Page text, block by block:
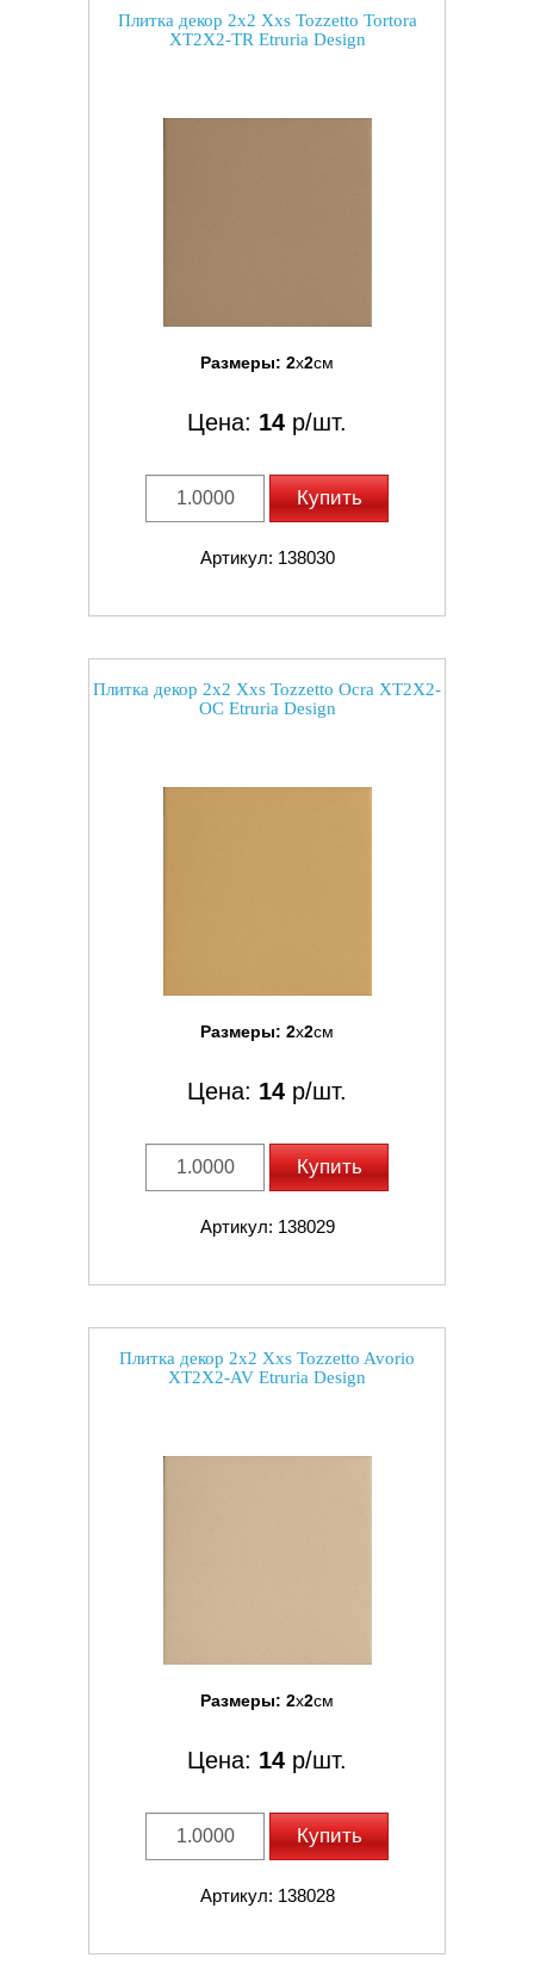
Плитка декор 2x2 Xxs Tozzetto Tortora
XT2X2-TR Etruria Design
Размеры: 2x2см
Цена: 14 р/шт.
Купить
Артикул: 138030
Плитка декор 2x2 Xxs Tozzetto Ocra XT2X2-
OC Etruria Design
Размеры: 2x2см
Цена: 14 р/шт.
Купить
Артикул: 138029
Плитка декор 2x2 Xxs Tozzetto Avorio
XT2X2-AV Etruria Design
Размеры: 2x2см
Цена: 14 р/шт.
Купить
Артикул: 138028